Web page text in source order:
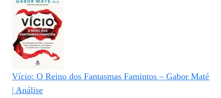
Vício: O Reino dos Fantasmas Famintos – Gabor Maté
| Análise